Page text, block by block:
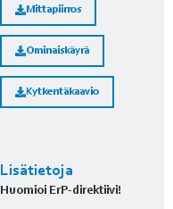
Mittapiirros
Ominaiskäyrä
Kytkentäkaavio
Lisätietoja
Huomioi ErP-direktiivi!